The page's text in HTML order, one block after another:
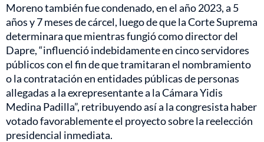
Moreno también fue condenado, en el año 2023,a 5
años y 7 meses de cárcel, luego de que la Corte Suprema
determinara que mientras fungió como director del
Dapre, “influenció indebidamente en cinco servidores
públicos con el fin de que tramitaran el nombramiento
o la contratación en entidades públicas de personas
allegadas a la exrepresentante a la Cámara Yidis
Medina Padilla”, retribuyendo así a la congresista haber
votado favorablemente el proyecto sobre la reelección
presidencial inmediata.